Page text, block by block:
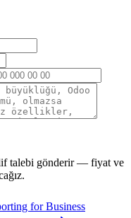
talebi gönderir — fiyat ve
for Business